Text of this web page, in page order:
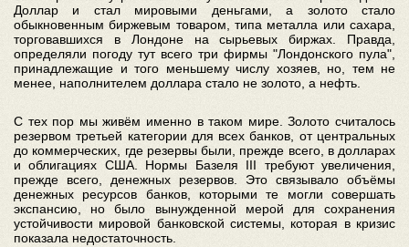
Доллар и стал мировыми деньгами, а золото стало
обыкновенным биржевым товаром, типа металла или сахара,
торговавшихся в Лондоне на сырьевых биржах. Правда,
определяли погоду тут всего три фирмы "Лондонского пула",
принадлежащие и того меньшему числу хозяев, но, тем не
менее, наполнителем доллара стало не золото, а нефть.
С тех пор мы живём именно в таком мире. Золото считалось
резервом третьей категории для всех банков, от центральных
до коммерческих, где резервы были, прежде всего, в долларах
и облигациях США. Нормы Базеля III требуют увеличения,
прежде всего, денежных резервов. Это связывало объёмы
денежных ресурсов банков, которыми те могли совершать
экспансию, но было вынужденной мерой для сохранения
устойчивости мировой банковской системы, которая в кризис
показала недостаточность.